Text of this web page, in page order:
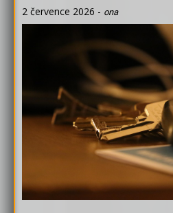
2 července 2026 - ona